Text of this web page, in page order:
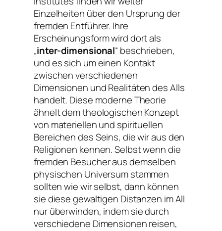
Einzelheiten über den Ursprung der
fremden Entführer. Ihre
Erscheinungsform wird dort als
„inter-dimensional“ beschrieben,
und es sich um einen Kontakt
zwischen verschiedenen
Dimensionen und Realitäten des Alls
handelt. Diese moderne Theorie
ähnelt dem theologischen Konzept
von materiellen und spirituellen
Bereichen des Seins, die wir aus den
Religionen kennen. Selbst wenn die
fremden Besucher aus demselben
physischen Universum stammen
sollten wie wir selbst, dann können
sie diese gewaltigen Distanzen im All
nur überwinden, indem sie durch
verschiedene Dimensionen reisen,